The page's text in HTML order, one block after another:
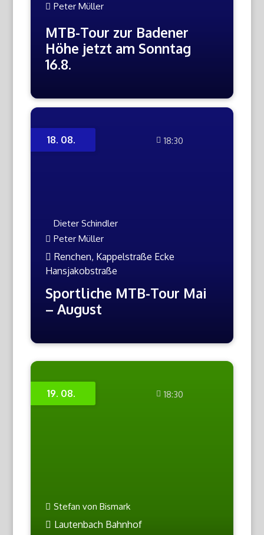
Peter Müller
MTB-Tour zur Badener
Höhe jetzt am Sonntag
16.8.
18. 08. 18:30
Dieter Schindler
Peter Müller
Renchen, Kappelstraße Ecke
Hansjakobstraße
Sportliche MTB-Tour Mai
– August
19. 08. 18:30
Stefan von Bismark
Lautenbach Bahnhof